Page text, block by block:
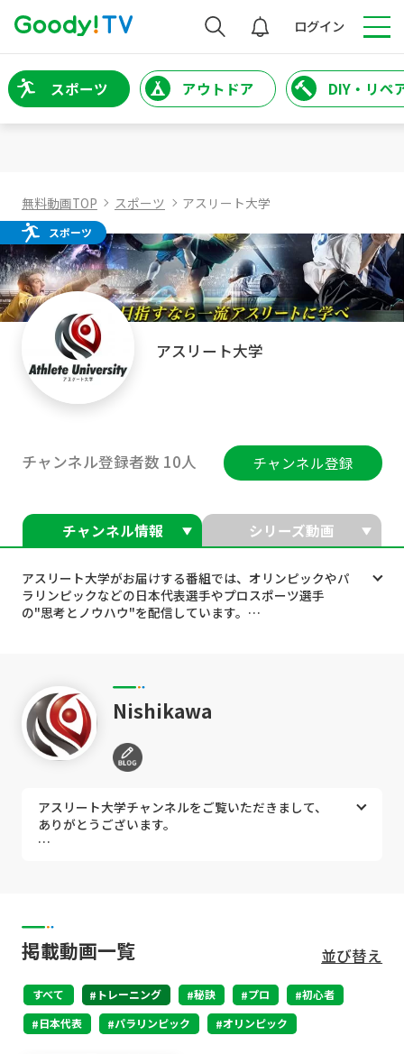
検索 ログイン
スポーツ アウトドア DIY・リペ
無料動画TOP スポーツ アスリート大学
スポーツ
アスリート大学
チャンネル登録者数 10人 チャンネル登録
チャンネル情報 シリーズ動画
アスリート大学がお届けする番組では、オリンピックやパ
ラリンピックなどの日本代表選手やプロスポーツ選手
の"思考とノウハウ"を配信しています。
のパフォーマンスが向上するかなど、本動画サイトGood
yTVで語り尽くします！
■プロを目指している人
■レギュラー入りができなくて悩んでいる
と気になっているのならば、是非ともご覧ください。
【トップアスリートの思考とノウハウはGoody！TV
で！】
ピックなどの日本代表選手やプロスポーツ選手の”思考と
ノウハウ"を今すぐにチェックしてみてください！
Nishikawa
アスリート大学チャンネルをご覧いただきまして、
ありがとうございます。
サポートしている競技は多岐に渡り、Jリーガー、
バスケットボール、陸上、卓球、ボクシング、フェ
マンス向上と、結果に貢献してきました。
そして今回、アスリート大学理事長の菊池昌太を中
掲載動画一覧 並び替え
すべて トレーニング 秘訣 プロ
初心者
日本代表
パラリンピック オリンピック